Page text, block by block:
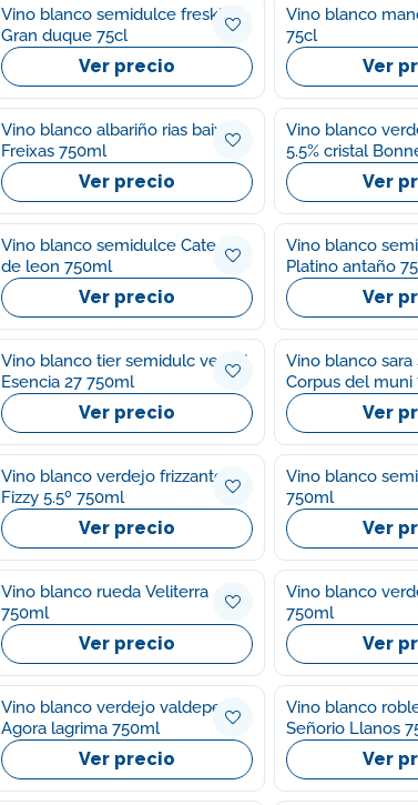
Vino blanco semidulce freskito
Gran duque 75cl
Ver precio
Vino blanco
75cl
Ver
Vino blanco albariño rias baixas
Freixas 750ml
Ver precio
Vino blanco
5.5% cristal
Ver
Vino blanco semidulce Catedral
de leon 750ml
Ver precio
Vino blanco
Platino antaño
Ver
Vino blanco tier semidulc verdej
Esencia 27 750ml
Ver precio
Vino blanco sara
Corpus del muni
Ver
Vino blanco verdejo frizzante
Fizzy 5.5º 750ml
Ver precio
Vino blanco
750ml
Ver
Vino blanco rueda Veliterra
750ml
Ver precio
Vino blanco
750ml
Ver
Vino blanco verdejo valdepeñas
Agora lagrima 750ml
Ver precio
Vino blanco
Señorio Llanos
Ver